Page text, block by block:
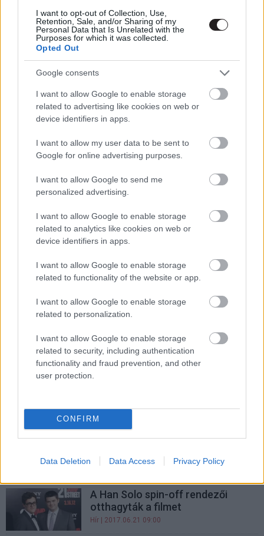
I want to opt-out of Collection, Use,
Retention, Sale, and/or Sharing of my
Personal Data that Is Unrelated with the
Purposes for which it was collected.
Opted Out
Google consents
I want to allow Google to enable storage
related to advertising like cookies on web or
device identifiers in apps.
I want to allow my user data to be sent to
Google for online advertising purposes.
I want to allow Google to send me
personalized advertising.
I want to allow Google to enable storage
related to analytics like cookies on web or
device identifiers in apps.
I want to allow Google to enable storage
related to functionality of the website or app.
I want to allow Google to enable storage
related to personalization.
I want to allow Google to enable storage
related to security, including authentication
functionality and fraud prevention, and other
user protection.
CONFIRM
Data Deletion Data Access Privacy Policy
Sokat kell várnunk a Trónok harca
új évadára
Hír| 2017.12.07 21:30
készül a Trónok harca 8.
évadjához
Hír| 2017.09.14 06:20
évad
Hír| 2017.08.30 11:30
Összeszedtük a hét
legérdekesebb Star Wars híreit
Ekkortól forog a Trónok harca 8.
évada
Megvan a Han Solo mozi
zeneszerzője
Hír| 2017.07.27 19:10
Woody Harrelson szerint jó
kezekben van a Han Solo-film
Hír| 2017.07.11 15:00
Hír
Trónok harca 7. évad trailer -
megérkezett a tél
| 2017.06.21 18:42
A Han Solo spin-off rendezői
otthagyták a filmet
Hír | 2017.06.21 09:00